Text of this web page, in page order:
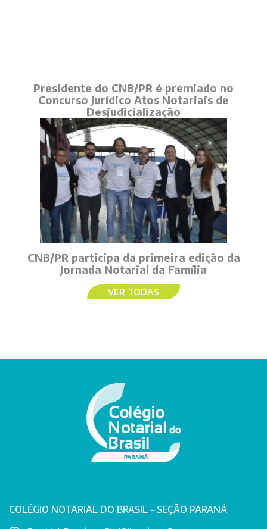
Presidente do CNB/PR é premiado no
Concurso Jurídico Atos Notariais de
Desjudicialização
CNB/PR participa da primeira edição da
Jornada Notarial da Família
VER TODAS
COLÉGIO NOTARIAL DO BRASIL - SEÇÃO PARANÁ